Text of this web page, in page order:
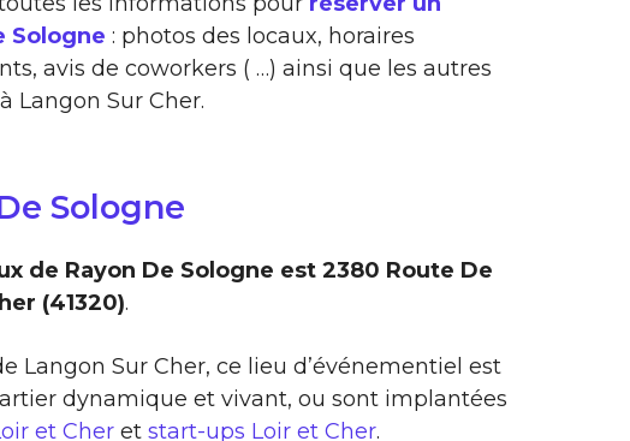
Sologne : photos des locaux, horaires
avis de coworkers ( …) ainsi que les autres
Langon Sur Cher.
Sologne
de Rayon De Sologne est 2380 Route De
(41320).
Langon Sur Cher, ce lieu d’événementiel est
dynamique et vivant, ou sont implantées
et Cher et start-ups Loir et Cher.